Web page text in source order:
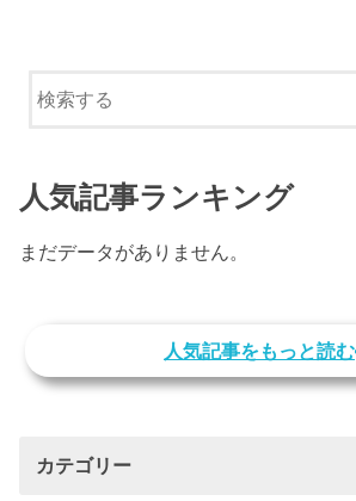
人気記事ランキング
まだデータがありません。
人気記事をもっと読む
カテゴリー